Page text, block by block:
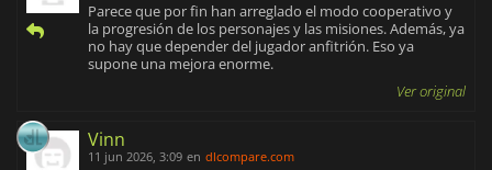
Parece que por fin han arreglado el modo cooperativo y
la progresión de los personajes y las misiones. Además, ya
no hay que depender del jugador anfitrión. Eso ya
supone una mejora enorme.
Ver original
Vinn
11 jun 2026, 3:09 en dlcompare.com